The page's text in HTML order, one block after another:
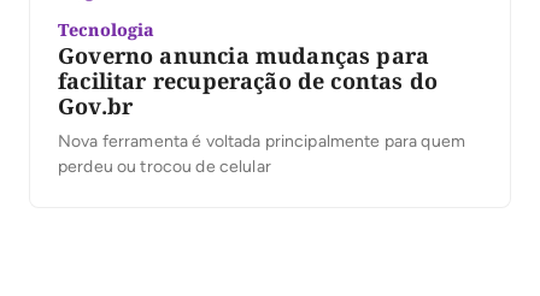
Tecnologia
Governo anuncia mudanças para
facilitar recuperação de contas do
Gov.br
Nova ferramenta é voltada principalmente para quem
perdeu ou trocou de celular